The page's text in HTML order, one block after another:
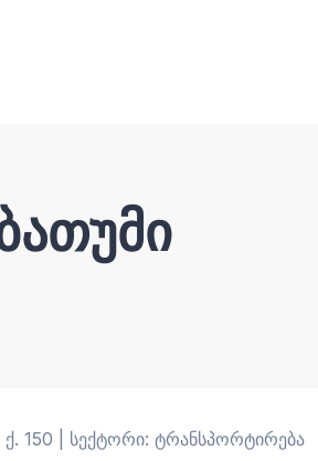
ქ. 150 | სექტორი: ტრანსპორტირება